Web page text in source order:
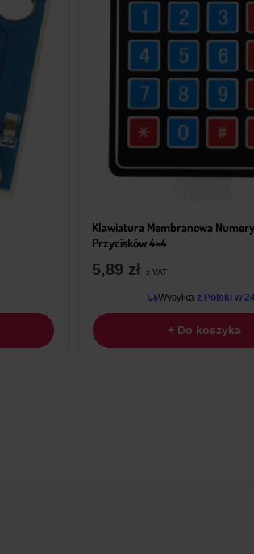
Klawiatura Membranowa
Przycisków 4×4
5,89 zł z VAT
Wysyłkaz Polski w
+ Do koszyka